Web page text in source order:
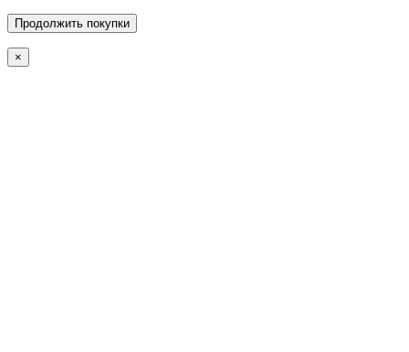
Продолжить покупки
×